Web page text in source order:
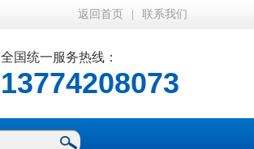
返回首页 联系我们
全国统一服务热线：
13774208073